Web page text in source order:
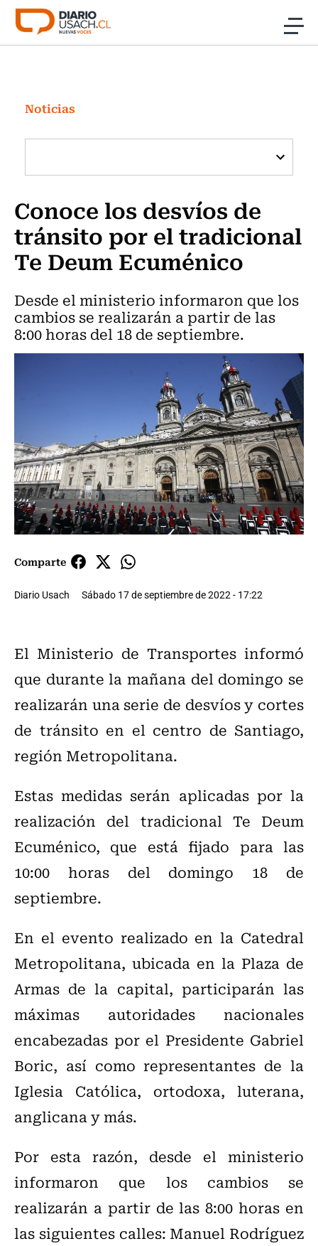
Click acá para ir directamente al contenido
Investigación
Cultura
Programas Radio y TV Usach
Noticias
Conoce los desvíos de
tránsito por el tradicional
Te Deum Ecuménico
Desde el ministerio informaron que los
cambios se realizarán a partir de las
8:00 horas del 18 de septiembre.
Comparte
Diario Usach Sábado 17 de septiembre de 2022 - 17:22
El Ministerio de Transportes informó
que durante la mañana del domingo se
realizarán una serie de desvíos y cortes
de tránsito en el centro de Santiago,
región Metropolitana.
Estas medidas serán aplicadas por la
realización del tradicional Te Deum
Ecuménico, que está fijado para las
10:00 horas del domingo 18 de
septiembre.
En el evento realizado en la Catedral
Metropolitana, ubicada en la Plaza de
Armas de la capital, participarán las
máximas autoridades nacionales
encabezadas por el Presidente Gabriel
Boric, así como representantes de la
Iglesia Católica, ortodoxa, luterana,
anglicana y más.
Por esta razón, desde el ministerio
informaron que los cambios se
realizarán a partir de las 8:00 horas en
las siguientes calles: Manuel Rodríguez